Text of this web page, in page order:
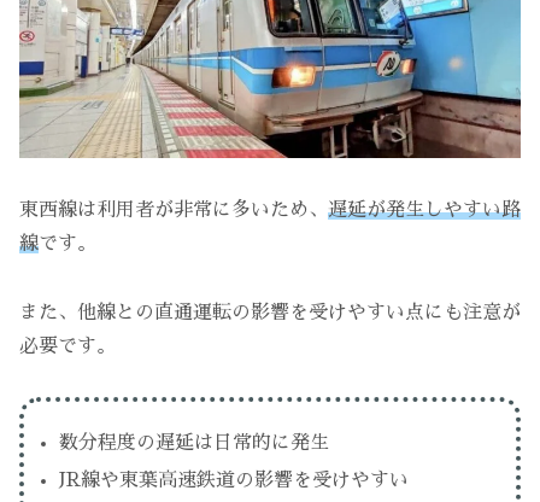
東西線は利用者が非常に多いため、 遅延が発生しやすい路
線です。
また、他線との直通運転の影響を受けやすい点にも注意が
必要です。
数分程度の遅延は日常的に発生
JR線や東葉高速鉄道の影響を受けやすい